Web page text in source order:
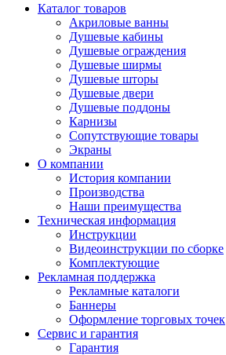
Каталог товаров
Акриловые ванны
Душевые кабины
Душевые ограждения
Душевые ширмы
Душевые шторы
Душевые двери
Душевые поддоны
Карнизы
Сопутствующие товары
Экраны
О компании
История компании
Производства
Наши преимущества
Техническая информация
Инструкции
Видеоинструкции по сборке
Комплектующие
Рекламная поддержка
Рекламные каталоги
Баннеры
Оформление торговых точек
Сервис и гарантия
Гарантия